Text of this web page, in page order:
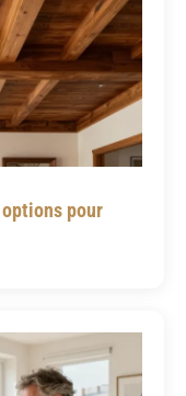
pour